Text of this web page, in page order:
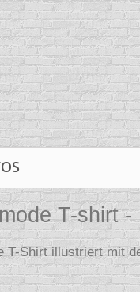
T-shirt
T-Shirt illustriert mit